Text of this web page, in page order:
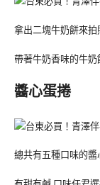
拿出二塊牛奶餅來
帶著牛奶香味的牛
醬心蛋捲
總共有五種口味的